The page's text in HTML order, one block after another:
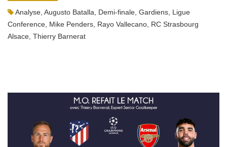
Analyse Augusto Batalla Demi-finale Gardiens Ligue
Conference Mike Penders Rayo Vallecano RC Strasbourg
Alsace Thierry Barnerat